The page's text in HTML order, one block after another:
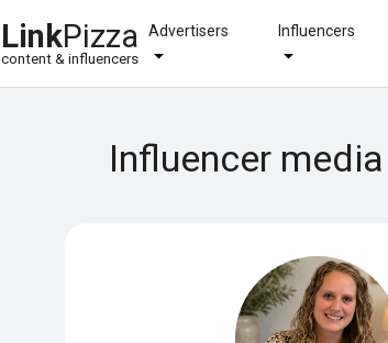
LinkPizza
content & influencers
Advertisers Influencers
Influencer